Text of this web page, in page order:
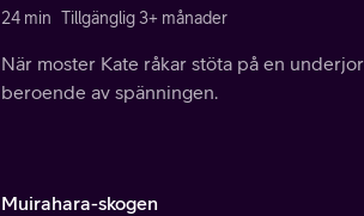
24 min Tillgänglig 3+ månader
När moster Kate råkar stöta på en
beroende av spänningen.
Muirahara-skogen